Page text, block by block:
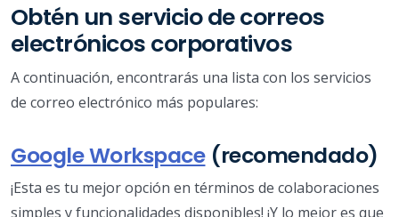
Obtén un servicio de correos
electrónicos corporativos
A continuación, encontrarás una lista con los servicios
de correo electrónico más populares:
Google Workspace(recomendado)
¡Esta es tu mejor opción en términos de colaboraciones
simples y funcionalidades disponibles! ¡Y lo mejor es que